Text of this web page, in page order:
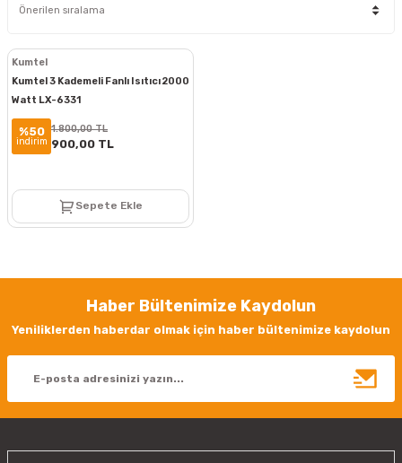
Kumtel
Kumtel 3 Kademeli Fanlı Isıtıcı 2000
Watt LX-6331
%50
indirim
1.800,00 TL
900,00 TL
Sepete Ekle
Haber Bültenimize Kaydolun
Yeniliklerden haberdar olmak için haber bültenimize kaydolun